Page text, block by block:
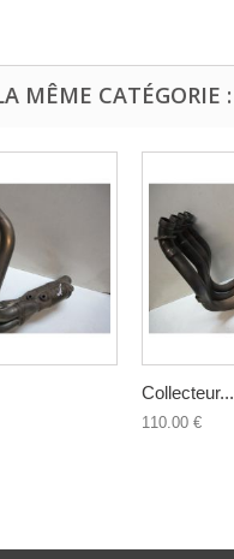
MÊME CATÉGORIE :
Collecteur...
110.00 €